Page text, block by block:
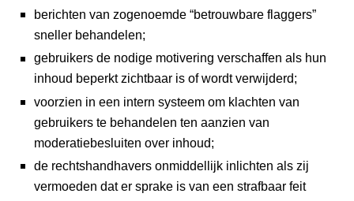
berichten van zogenoemde “betrouwbare flaggers”
sneller behandelen;
gebruikers de nodige motivering verschaffen als hun
inhoud beperkt zichtbaar is of wordt verwijderd;
voorzien in een intern systeem om klachten van
gebruikers te behandelen ten aanzien van
moderatiebesluiten over inhoud;
de rechtshandhavers onmiddellijk inlichten als zij
vermoeden dat er sprake is van een strafbaar feit